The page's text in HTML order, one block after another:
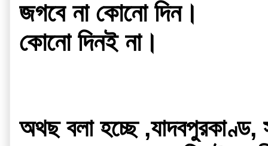
জগবে না কোনো দিন।
কোনো দিনই না।
অথছ বলা হচ্ছে ,যাদবপুরকাণ্ড,